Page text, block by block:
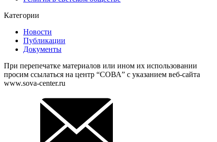
Категории
Новости
Публикации
Документы
При перепечатке материалов или ином их использовании
просим ссылаться на центр “СОВА” с указанием веб-сайта
www.sova-center.ru